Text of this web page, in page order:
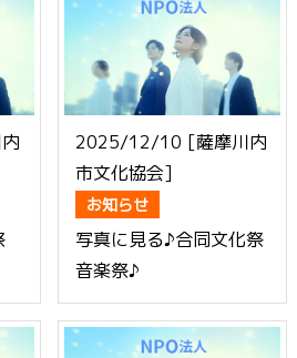
2025/12/10 [薩摩川内
市文化協会]
お知らせ
写真に見る♪合同文化祭
音楽祭♪